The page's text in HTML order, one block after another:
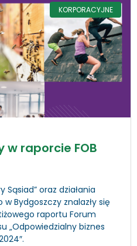
KORPORACYJNE
w raporcie FOB
Sąsiad” oraz działania
Bydgoszczy znalazły się
raportu Forum
„Odpowiedzialny biznes